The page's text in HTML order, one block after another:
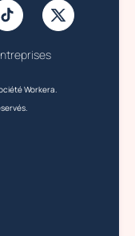
Workera.